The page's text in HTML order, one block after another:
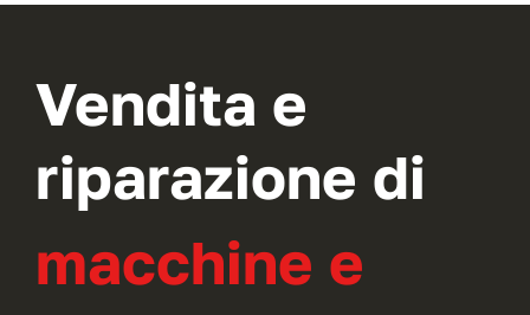
Vendita e
riparazione di
macchine e